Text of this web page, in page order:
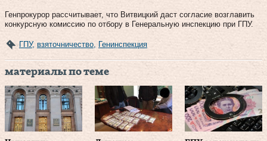
Генпрокурор рассчитывает, что Витвицкий даст согласие возглавить
конкурсную комиссию по отбору в Генеральную инспекцию при ГПУ.
ГПУ, взяточничество Генинспекция
материалы по теме